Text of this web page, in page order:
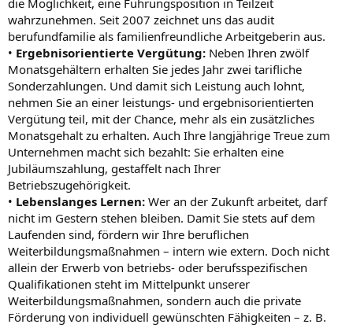
wahrzunehmen. Seit 2007 zeichnet uns das audit
berufundfamilie als familienfreundliche Arbeitgeberin aus.
• Ergebnisorientierte Vergütung: Neben Ihren zwölf
Monatsgehältern erhalten Sie jedes Jahr zwei tarifliche
Sonderzahlungen. Und damit sich Leistung auch lohnt,
nehmen Sie an einer leistungs- und ergebnisorientierten
Vergütung teil, mit der Chance, mehr als ein zusätzliches
Monatsgehalt zu erhalten. Auch Ihre langjährige Treue zum
Unternehmen macht sich bezahlt: Sie erhalten eine
Jubiläumszahlung, gestaffelt nach Ihrer
Betriebszugehörigkeit.
• Lebenslanges Lernen: Wer an der Zukunft arbeitet, darf
nicht im Gestern stehen bleiben. Damit Sie stets auf dem
Laufenden sind, fördern wir Ihre beruflichen
Weiterbildungsmaßnahmen – intern wie extern. Doch nicht
allein der Erwerb von betriebs- oder berufsspezifischen
Qualifikationen steht im Mittelpunkt unserer
Weiterbildungsmaßnahmen, sondern auch die private
Förderung von individuell gewünschten Fähigkeiten – z. B.